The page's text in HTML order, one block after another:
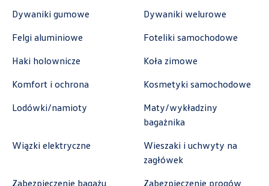
zamowienia@autoremo.pl
Autorud Stalowa Wola
ul. Komisji Edukacji Narodowej 49, Stalowa
+48 797 025 052
Dywaniki gumowe
Dywaniki welurowe
Felgi aluminiowe
Foteliki samochodowe
Haki holownicze
Koła zimowe
Komfort i ochrona
Kosmetyki samochodowe
Lodówki/namioty
Maty/wykładziny
bagażnika
Wiązki elektryczne
Wieszaki i uchwyty na
zagłówek
Zabezpieczenie bagażu
Zabezpieczenie progów,